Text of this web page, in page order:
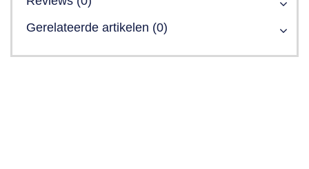
Gerelateerde artikelen (0)